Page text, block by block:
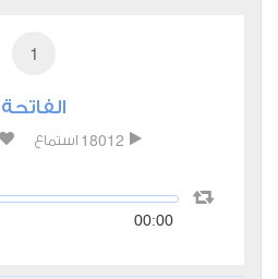
1
الفاتحة
18012 استماع
00:00